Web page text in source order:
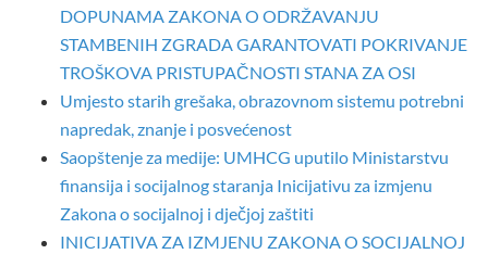
DOPUNAMA ZAKONA O ODRŽAVANJU
STAMBENIH ZGRADA GARANTOVATI POKRIVANJE
TROŠKOVA PRISTUPAČNOSTI STANA ZA OSI
Umjesto starih grešaka, obrazovnom sistemu potrebni
napredak, znanje i posvećenost
Saopštenje za medije: UMHCG uputilo Ministarstvu
finansija i socijalnog staranja Inicijativu za izmjenu
Zakona o socijalnoj i dječjoj zaštiti
INICIJATIVA ZA IZMJENU ZAKONA O SOCIJALNOJ